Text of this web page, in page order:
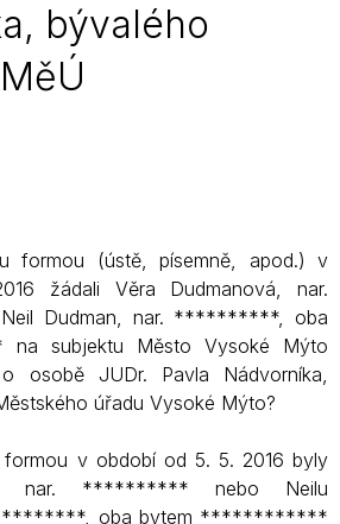
bývalého
formou (ústě, písemně, apod.) v
žádali Věra Dudmanová, nar.
Dudman, nar. **********, oba
subjektu Město Vysoké Mýto
osobě JUDr. Pavla Nádvorníka,
úřadu Vysoké Mýto?
v období od 5. 5. 2016 byly
nar. ********** nebo Neilu
oba bytem ************